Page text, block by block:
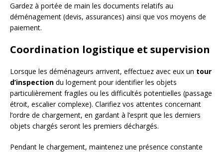
Gardez à portée de main les documents relatifs au
déménagement (devis, assurances) ainsi que vos moyens de
paiement.
Coordination logistique et supervision
Lorsque les déménageurs arrivent, effectuez avec eux un tour
d’inspection du logement pour identifier les objets
particulièrement fragiles ou les difficultés potentielles (passage
étroit, escalier complexe). Clarifiez vos attentes concernant
l’ordre de chargement, en gardant à l’esprit que les derniers
objets chargés seront les premiers déchargés.
Pendant le chargement, maintenez une présence constante